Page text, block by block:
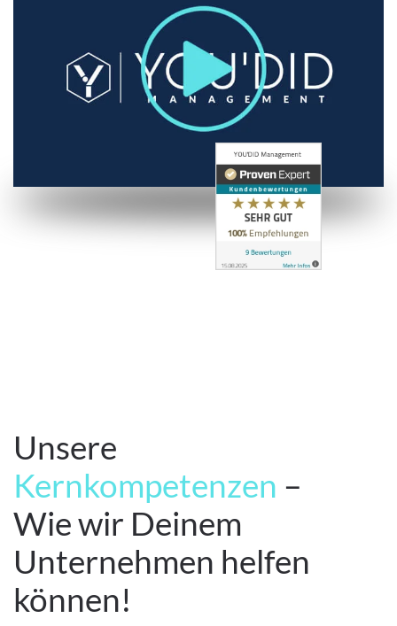
Unsere
Kernkompetenzen –
Wie wir Deinem
Unternehmen helfen
können!